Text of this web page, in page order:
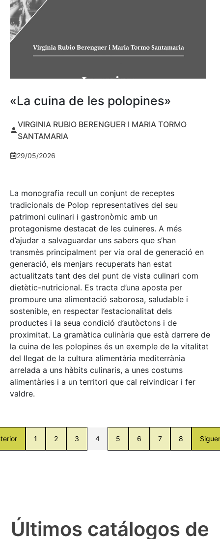
«La cuina de les polopines»
VIRGINIA RUBIO BERENGUER I MARIA TORMO
SANTAMARIA
29/05/2026
La monografia recull un conjunt de receptes
tradicionals de Polop representatives del seu
patrimoni culinari i gastronòmic amb un
protagonisme destacat de les cuineres. A més
d’ajudar a salvaguardar uns sabers que s’han
transmès principalment per via oral de generació en
generació, els menjars recuperats han estat
actualitzats tant des del punt de vista culinari com
dietètic-nutricional. Es tracta d’una aposta per
promoure una alimentació saborosa, saludable i
sostenible, en respectar l’estacionalitat dels
productes i la seua condició d’autòctons i de
proximitat. La gramàtica culinària que està darrere de
la cuina de les polopines és un exemple de la vitalitat
del llegat de la cultura alimentària mediterrània
arrelada a uns hàbits culinaris, a unes costums
alimentàries i a un territori que cal reivindicar i fer
valdre.
1 2 3 4 5 6 7 8
Últimos catálogos de